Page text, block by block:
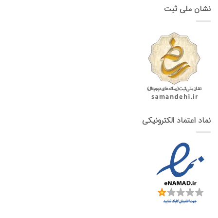
نشان ملی ثبت
نماد اعتماد الکترونیکی